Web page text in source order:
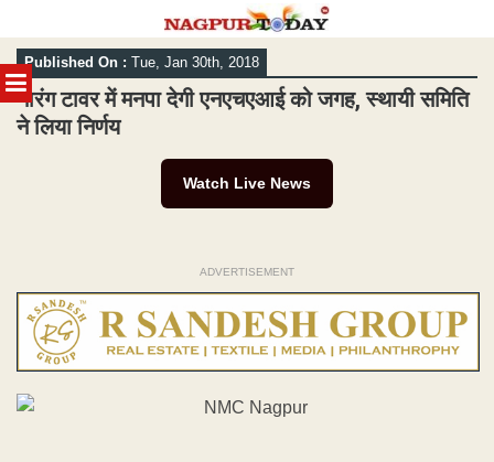
MENU
Skip
to
content
Published On : Tue, Jan 30th, 2018
नारंग टावर में मनपा देगी एनएचएआई को जगह, स्थायी समिति
ने लिया निर्णय
Watch Live News
ADVERTISEMENT